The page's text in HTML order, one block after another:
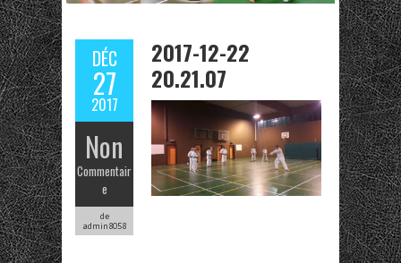
DÉC
27
2017
Non
Commentair
e
de
admin8058
2017-12-22
20.21.07